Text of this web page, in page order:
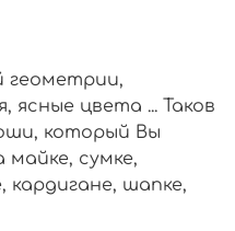
геометрии,
ясные цвета ... Таков
который Вы
сумке,
кардигане, шапке,